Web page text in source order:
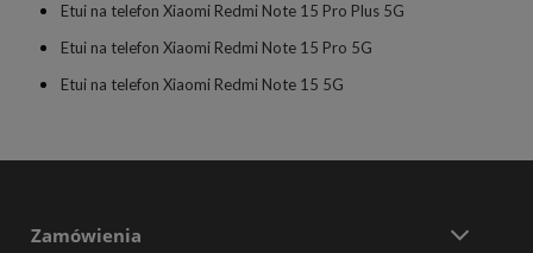
Etui na telefon Xiaomi Redmi Note 15 Pro Plus 5G
Etui na telefon Xiaomi Redmi Note 15 Pro 5G
Etui na telefon Xiaomi Redmi Note 15 5G
Zamówienia